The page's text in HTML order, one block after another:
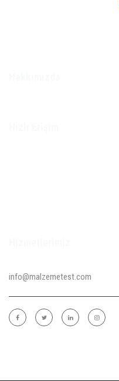
info@malzemetest.com